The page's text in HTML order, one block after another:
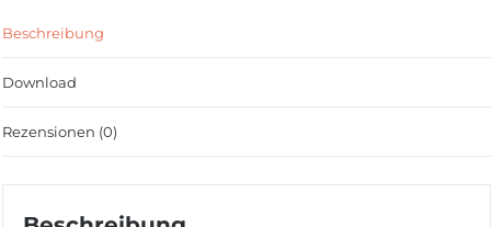
Beschreibung
Download
Rezensionen (0)